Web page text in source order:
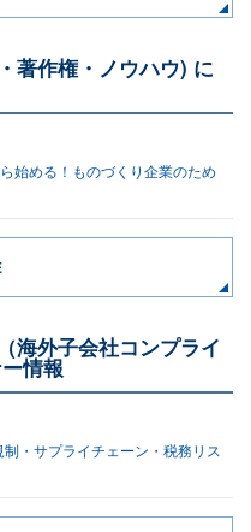
著作権・ノウハウ) に
始める！ものづくり企業のため
海外子会社コンプライ
情報
・サプライチェーン・税務リス